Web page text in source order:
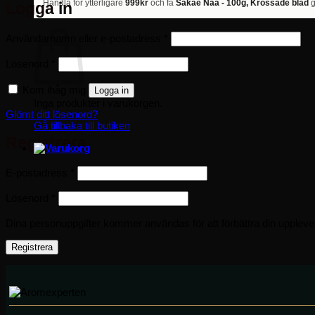
Handla för ytterligare 999kr och få Sakae Naa - 100g, Krossade blad
Gå tillbaka till butiken
Logga in
Obligatoriskt
Logga in
Glömt ditt lösenord?
Registrera
Registrera